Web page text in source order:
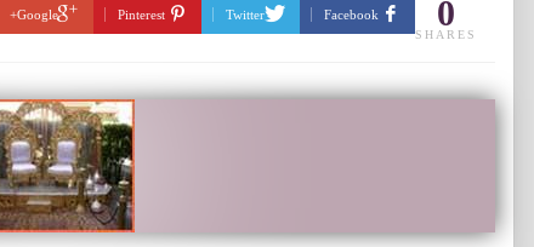
0
SHARES
Facebook
Twitter
Pinterest
Google+